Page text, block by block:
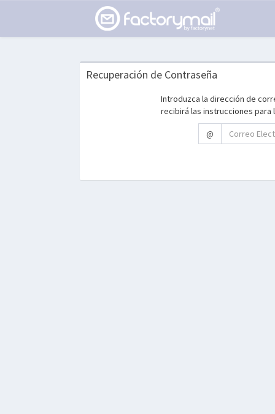
Recuperación de Contraseña
Introduzca la dirección de
recibirá las instrucciones para
@